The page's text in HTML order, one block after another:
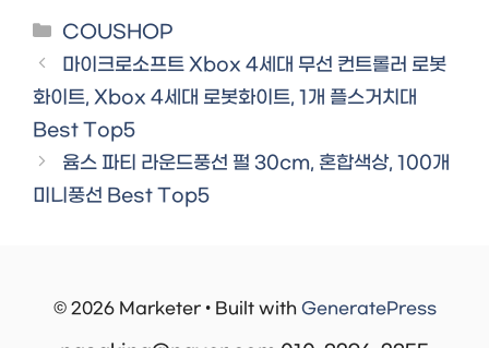
Categories
COUSHOP
마이크로소프트 Xbox 4세대 무선 컨트롤러 로봇
화이트, Xbox 4세대 로봇화이트, 1개 플스거치대
Best Top5
윰스 파티 라운드풍선 펄 30cm, 혼합색상, 100개
미니풍선 Best Top5
© 2026 Marketer • Built with GeneratePress